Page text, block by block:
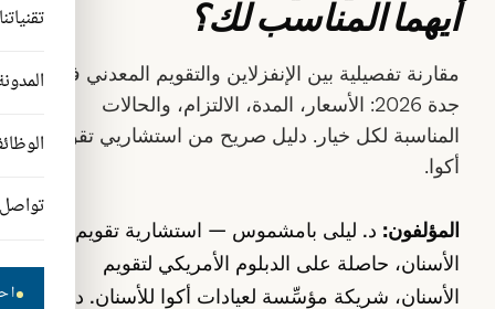
تقنياتنا
تواصل
أيهما المناسب لك؟
مقارنة تفصيلية بين الإنفزلاين والتقويم المعدني في
جدة 2026: الأسعار، المدة، الالتزام، والحالات
المناسبة لكل خيار. دليل صريح من استشاريي تقويم
أكوا.
المؤلفون: د. ليلى بامشموس — استشارية تقويم
الأسنان، حاصلة على الدبلوم الأمريكي لتقويم
الأسنان، شريكة مؤسِّسة لعيادات أكوا للأسنان. د.